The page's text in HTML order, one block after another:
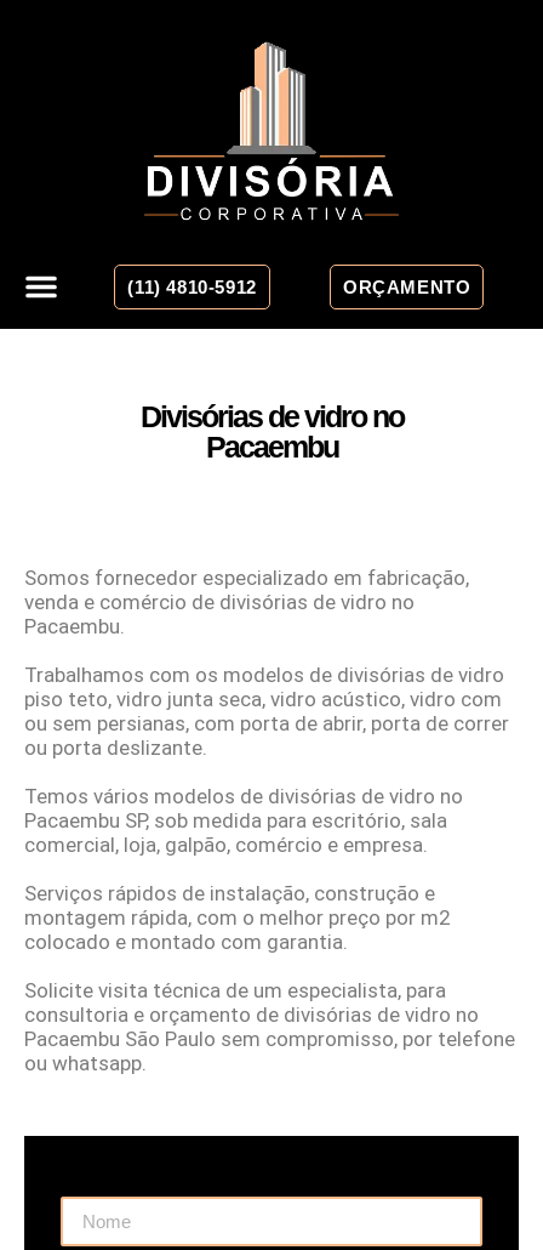
ORÇAMENTO
(11) 4810-5912
Divisórias de vidro no
Pacaembu
Somos fornecedor especializado em fabricação,
venda e comércio de divisórias de vidro no
Pacaembu.
Trabalhamos com os modelos de divisórias de vidro
piso teto, vidro junta seca, vidro acústico, vidro com
ou sem persianas, com porta de abrir, porta de correr
ou porta deslizante.
Temos vários modelos de divisórias de vidro no
Pacaembu SP, sob medida para escritório, sala
comercial, loja, galpão, comércio e empresa.
Serviços rápidos de instalação, construção e
montagem rápida, com o melhor preço por m2
colocado e montado com garantia.
Solicite visita técnica de um especialista, para
consultoria e orçamento de divisórias de vidro no
Pacaembu São Paulo sem compromisso, por telefone
ou whatsapp.